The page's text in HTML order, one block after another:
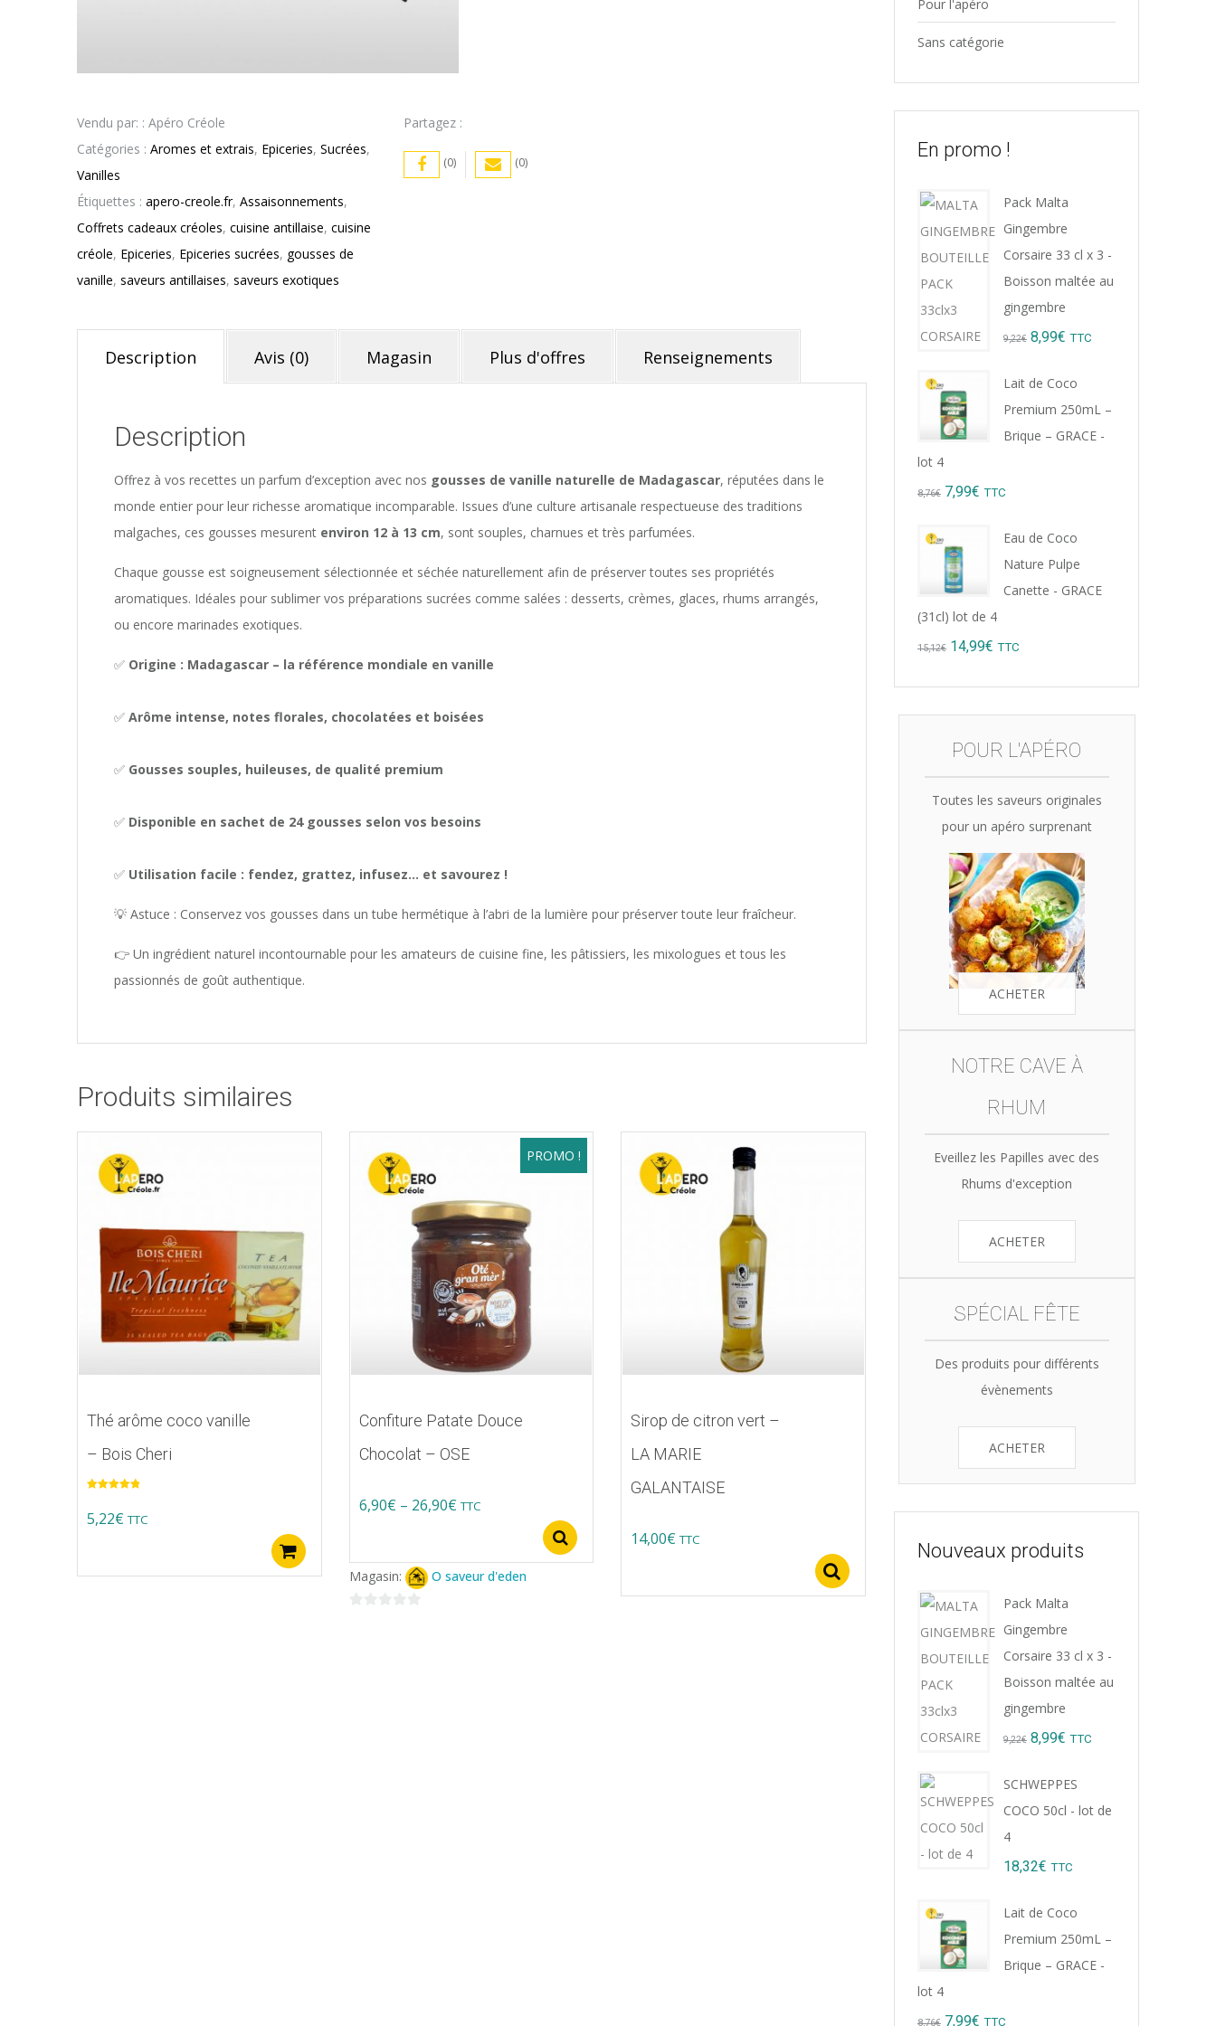
Vendu par: : Apéro Créole
Catégories : Aromes et extrais, Epiceries, Sucrées,
Vanilles
Étiquettes : apero-creole.fr, Assaisonnements,
Coffrets cadeaux créoles, cuisine antillaise, cuisine
créole, Epiceries, Epiceries sucrées, gousses de
vanille, saveurs antillaises, saveurs exotiques
Partagez :
(0) (0)
Description Avis (0) Magasin Plus d'offres Renseignements
Description
Offrez à vos recettes un parfum d’exception avec nos gousses de vanille naturelle de Madagascar, réputées dans le
monde entier pour leur richesse aromatique incomparable. Issues d’une culture artisanale respectueuse des traditions
malgaches, ces gousses mesurent environ 12 à 13 cm, sont souples, charnues et très parfumées.
Chaque gousse est soigneusement sélectionnée et séchée naturellement afin de préserver toutes ses propriétés
aromatiques. Idéales pour sublimer vos préparations sucrées comme salées : desserts, crèmes, glaces, rhums arrangés,
ou encore marinades exotiques.
✅ Origine : Madagascar – la référence mondiale en vanille
✅ Arôme intense, notes florales, chocolatées et boisées
✅ Gousses souples, huileuses, de qualité premium
✅ Disponible en sachet de 24 gousses selon vos besoins
✅ Utilisation facile : fendez, grattez, infusez… et savourez !
💡 Astuce : Conservez vos gousses dans un tube hermétique à l’abri de la lumière pour préserver toute leur fraîcheur.
👉 Un ingrédient naturel incontournable pour les amateurs de cuisine fine, les pâtissiers, les mixologues et tous les
passionnés de goût authentique.
Produits similaires
Thé arôme coco vanille
– Bois Cheri
5,22€ TTC
PROMO !
Confiture Patate Douce
Chocolat – OSE
6,90€ – 26,90€Price
6,90€
TTC
Select options
produit
a
Magasin: O saveur d'eden
Sirop de citron vert –
LA MARIE
GALANTAISE
14,00€ TTC
Pour l'apéro
Sans catégorie
En promo !
Pack Malta
Gingembre
Corsaire 33 cl x 3 -
Boisson maltée au
gingembre
9,22€ Original
8,99€ Current
TTC
Lait de Coco
Premium 250mL –
Brique – GRACE -
lot 4
8,76€ Original
was:
8,76€.
7,99€ Current
TTC
Eau de Coco
Nature Pulpe
Canette - GRACE
(31cl) lot de 4
15,12€ Original
14,99€ Current
TTC
POUR L'APÉRO
Toutes les saveurs originales
pour un apéro surprenant
ACHETER
NOTRE CAVE À
RHUM
Eveillez les Papilles avec des
Rhums d'exception
ACHETER
SPÉCIAL FÊTE
Des produits pour différents
évènements
ACHETER
Nouveaux produits
Pack Malta
Gingembre
Corsaire 33 cl x 3 -
Boisson maltée au
gingembre
9,22€ Original
8,99€ Current
TTC
SCHWEPPES
COCO 50cl - lot de
4
18,32€ TTC
Lait de Coco
Premium 250mL –
Brique – GRACE -
lot 4
8,76€ Original
7,99€ Current
TTC